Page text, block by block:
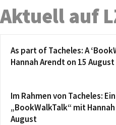
Aktuell auf
As part of Tacheles: A
Hannah Arendt on 15 August
Im Rahmen von Tacheles: Ein
„BookWalkTalk“ mit
August